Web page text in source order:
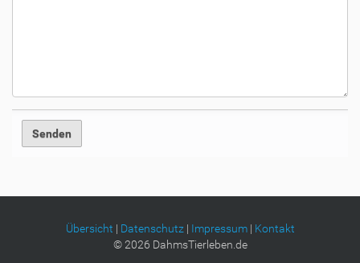
Übersicht | Datenschutz| Impressum| Kontakt
©2026 DahmsTierleben.de